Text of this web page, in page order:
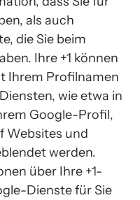
als auch
die Sie beim
Ihre +1 können
Ihrem Profilnamen
wie etwa in
Google-Profil,
Websites und
werden.
über Ihre +1-
Dienste für Sie